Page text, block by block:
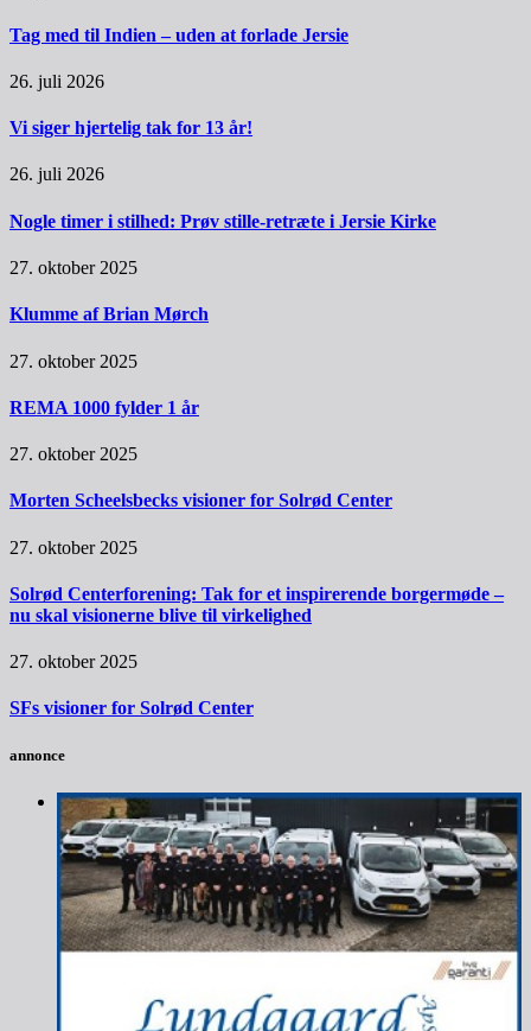
Tag med til Indien – uden at forlade Jersie
26. juli 2026
Vi siger hjertelig tak for 13 år!
26. juli 2026
Nogle timer i stilhed: Prøv stille-retræte i Jersie Kirke
27. oktober 2025
Klumme af Brian Mørch
27. oktober 2025
REMA 1000 fylder 1 år
27. oktober 2025
Morten Scheelsbecks visioner for Solrød Center
27. oktober 2025
Solrød Centerforening: Tak for et inspirerende borgermøde –
nu skal visionerne blive til virkelighed
27. oktober 2025
SFs visioner for Solrød Center
annonce